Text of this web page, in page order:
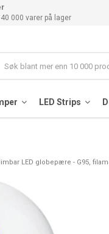
000 varer på lager
LED Strips
LED globepære - G95,